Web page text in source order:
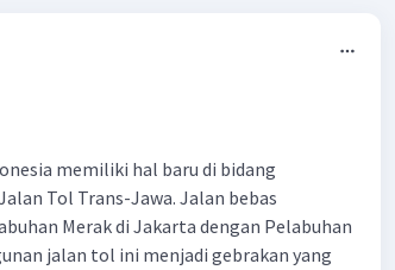
memiliki hal baru di bidang
Tol Trans-Jawa. Jalan bebas
Merak di Jakarta dengan Pelabuhan
jalan tol ini menjadi gebrakan yang